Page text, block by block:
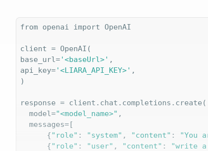
from openai import OpenAI
client = OpenAI(
base_url='<baseUrl>' ,
api_key='<LIARA_API_KEY>' ,
)
response = client.chat.completions.create(
  model=
"<model_name>" ,
  messages=[
      {
"role" : "system" , "content" : "You
      {
"role" : "user" , "content" : "write a